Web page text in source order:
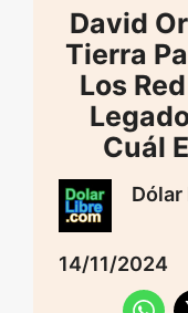
David
Tierra
Los
Cuál
Dólar
14/11/2024